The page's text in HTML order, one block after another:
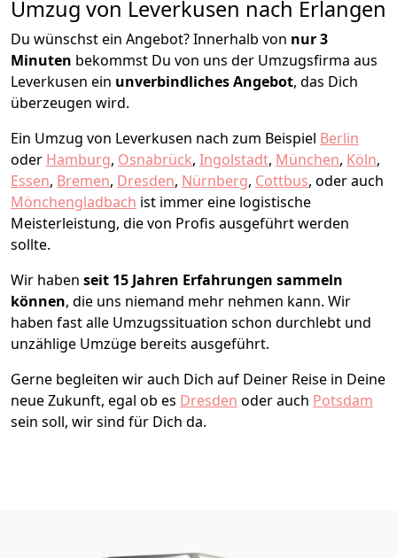
Umzug von Leverkusen nach Erlangen
Du wünschst ein Angebot? Innerhalb von nur 3
Minuten bekommst Du von uns der Umzugsfirma aus
Leverkusen ein unverbindliches Angebot, das Dich
überzeugen wird.
Ein Umzug von Leverkusen nach zum Beispiel Berlin
oder Hamburg, Osnabrück, Ingolstadt, München, Köln,
Essen, Bremen, Dresden, Nürnberg, Cottbus, oder auch
Mönchen­gladbach ist immer eine logistische
Meisterleistung, die von Profis ausgeführt werden
sollte.
Wir haben seit 15 Jahren Erfahrungen sammeln
können, die uns niemand mehr nehmen kann. Wir
haben fast alle Umzugssituation schon durchlebt und
unzählige Umzüge bereits ausgeführt.
Gerne begleiten wir auch Dich auf Deiner Reise in Deine
neue Zukunft, egal ob es Dresden oder auch Potsdam
sein soll, wir sind für Dich da.